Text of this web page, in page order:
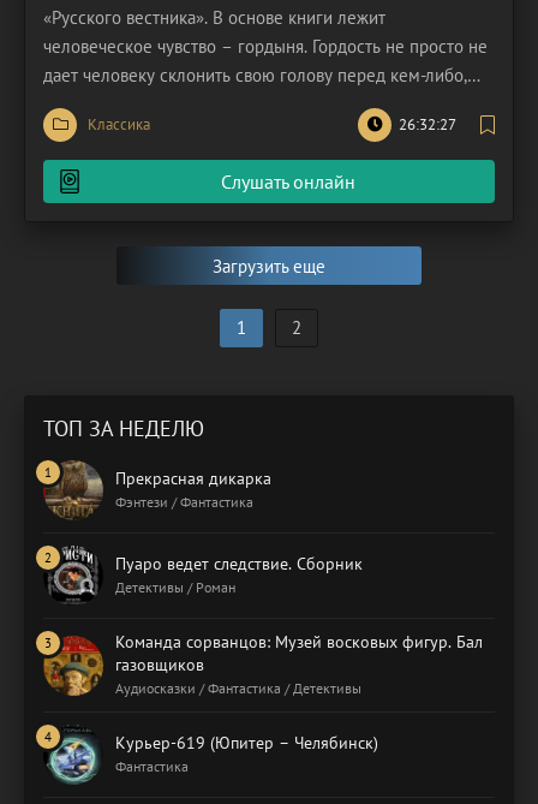
«Русского вестника». В основе книги лежит
человеческое чувство – гордыня. Гордость не просто не
дает человеку склонить свою голову перед кем-либо,
оно движет им, является причиной многих поступков.
Очень часто гордыня приводит к фатальным
последствиям, совершению необдуманных действий.
Роман «Идиот»
Классика 26:32:27
Слушать онлайн
Загрузить еще
1 2
ТОП ЗА НЕДЕЛЮ
Прекрасная дикарка
Фэнтези / Фантастика
Пуаро ведет следствие. Сборник
Детективы / Роман
Команда сорванцов: Музей восковых фигур. Бал
газовщиков
Аудиосказки / Фантастика / Детективы
Курьер-619 (Юпитер – Челябинск)
Фантастика